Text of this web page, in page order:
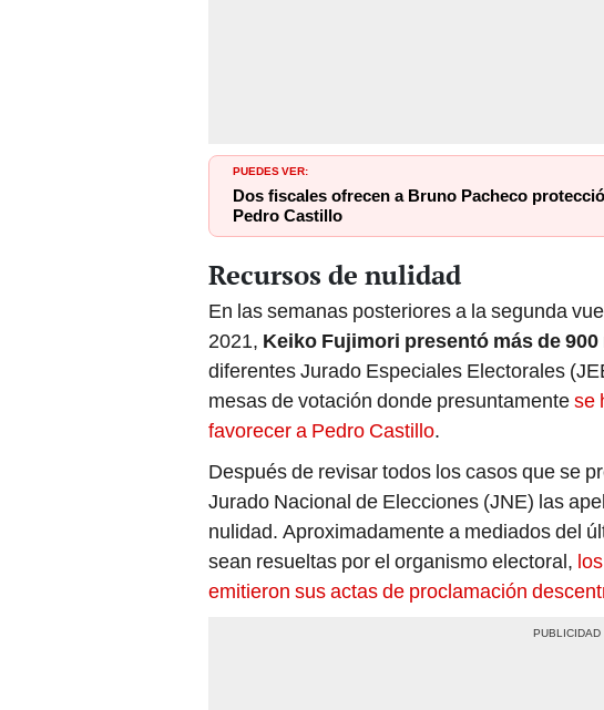
PUEDES VER:
Dos fiscales ofrecen a Bruno Pacheco
Pedro Castillo
Recursos de nulidad
En las semanas posteriores a la segunda
2021, Keiko Fujimori presentó más de
diferentes Jurado Especiales Electorales
mesas de votación donde presuntamentese
favorecer a Pedro Castillo.
Después de revisar todos los casos que se
Jurado Nacional de Elecciones (JNE) las
nulidad. Aproximadamente a mediados del
sean resueltas por el organismo electoral,
emitieron sus actas de proclamación